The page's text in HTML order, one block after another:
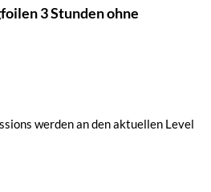
3 Stunden ohne
werden an den aktuellen Level